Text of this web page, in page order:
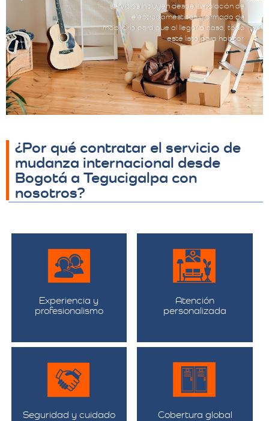
servicios incluyen desde instalación de
electrodomésticos y armado de
mobiliario para que al llegar a casa, todo
esté listo para habitar.
¿Por qué contratar el servicio de
mudanza internacional desde
Bogotá a Tegucigalpa con
nosotros?
Experiencia y
profesionalismo
Atención
personalizada
Seguridad y cuidado Cobertura global